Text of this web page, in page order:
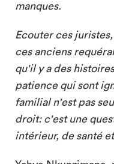
manques.
Ecouter ces
ces anciens
qu'il y a des
patience qui sont
familial n'est pas
droit: c'est une
intérieur, de santé